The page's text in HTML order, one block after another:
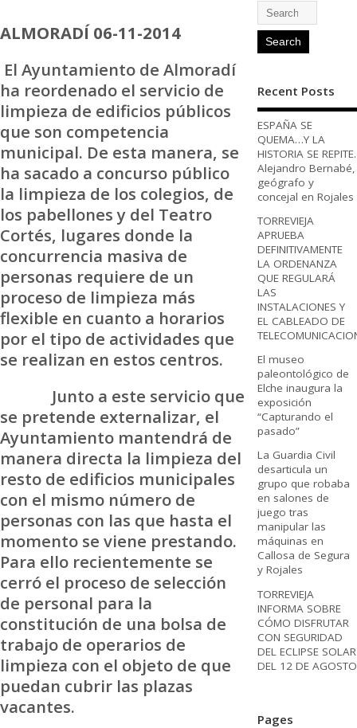
ALMORADÍ 06-11-2014
El Ayuntamiento de Almoradí
ha reordenado el servicio de
limpieza de edificios públicos
que son competencia
municipal. De esta manera, se
ha sacado a concurso público
la limpieza de los colegios, de
los pabellones y del Teatro
Cortés, lugares donde la
concurrencia masiva de
personas requiere de un
proceso de limpieza más
flexible en cuanto a horarios
por el tipo de actividades que
se realizan en estos centros.
Junto a este servicio que
se pretende externalizar, el
Ayuntamiento mantendrá de
manera directa la limpieza del
resto de edificios municipales
con el mismo número de
personas con las que hasta el
momento se viene prestando.
Para ello recientemente se
cerró el proceso de selección
de personal para la
constitución de una bolsa de
trabajo de operarios de
limpieza con el objeto de que
puedan cubrir las plazas
vacantes.
Recent Posts
ESPAÑA SE
QUEMA…Y LA
HISTORIA SE REPITE.
Alejandro Bernabé,
geógrafo y
concejal en Rojales
TORREVIEJA
APRUEBA
DEFINITIVAMENTE
LA ORDENANZA
QUE REGULARÁ
LAS
INSTALACIONES Y
EL CABLEADO DE
El museo
paleontológico de
Elche inaugura la
exposición
“Capturando el
pasado”
La Guardia Civil
desarticula un
grupo que robaba
en salones de
juego tras
manipular las
máquinas en
Callosa de Segura
y Rojales
TORREVIEJA
INFORMA SOBRE
CÓMO DISFRUTAR
CON SEGURIDAD
DEL ECLIPSE SOLAR
DEL 12 DE AGOSTO
Pages